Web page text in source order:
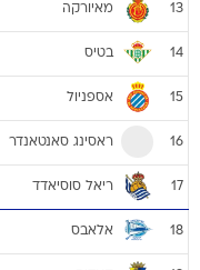
13 מאיורקה
14 בטיס
15 אספניול
16 ראסינג סאנטאנדר
17 ריאל סוסיאדד
18 אלאבס